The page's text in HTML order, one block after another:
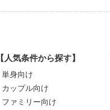
【人気条件から探す】
単身向け
カップル向け
ファミリー向け